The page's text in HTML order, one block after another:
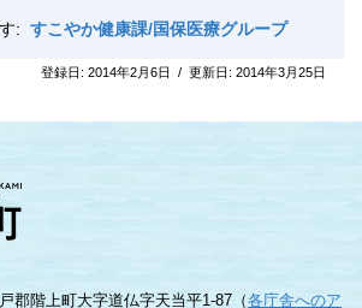
: すこやか健康課/国保医療グループ
登録日: 2014年2月6日 / 更新日: 2014年3月25日
郡階上町大字道仏字天当平1-87（各庁舎へのア